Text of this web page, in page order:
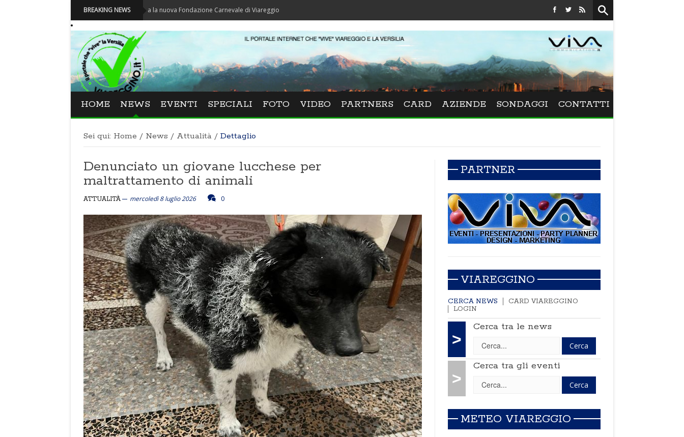
BREAKING NEWS
Carnevale - Nominata la nuova Fondazione Carnevale di Viareggio Festival La Versiliana - La direttrice lucchese Beatrice
HOME NEWS EVENTI SPECIALI FOTO VIDEO PARTNERS CARD AZIENDE SONDAGGI CONTATTI
Sei qui: Home / News / Attualità / Dettaglio
Denunciato un giovane lucchese per
maltrattamento di animali
ATTUALITÀ mercoledì 8 luglio 2026 0
PARTNER
VIAREGGINO
CERCA NEWS
CARD VIAREGGINO
LOGIN
>
Cerca tra le news
>
Cerca tra gli eventi
METEO VIAREGGIO